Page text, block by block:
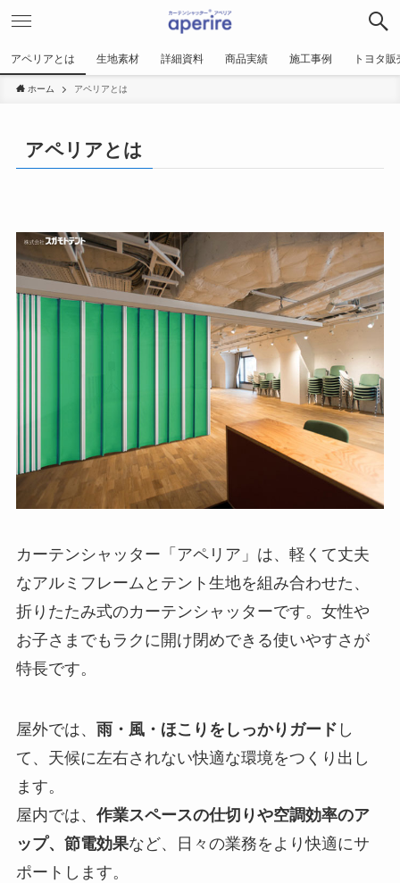
アペリアとは 生地素材 詳細資料 商品実績 施工事例 トヨタ
ホーム アペリアとは
アペリアとは
カーテンシャッター「アペリア」は、軽くて丈夫
なアルミフレームとテント生地を組み合わせた、
折りたたみ式のカーテンシャッターです。女性や
お子さまでもラクに開け閉めできる使いやすさが
特長です。
屋外では、 雨・風・ほこりをしっかりガード し
て、天候に左右されない快適な環境をつくり出し
ます。
屋内では、 作業スペースの仕切りや空調効率のア
ップ、節電効果など、日々の業務をより快適にサ
ポートします。